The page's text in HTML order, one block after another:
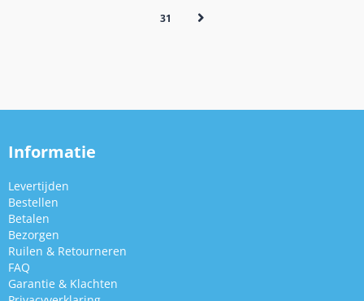
31
Informatie
Levertijden
Bestellen
Betalen
Bezorgen
Ruilen & Retourneren
FAQ
Garantie & Klachten